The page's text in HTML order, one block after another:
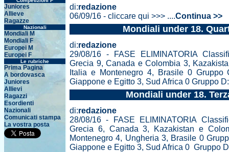
Juniores
Allieve
Ragazze
Nazionali
Mondiali M
Mondiali F
Europei M
Europei F
Le rubriche
Prima Pagina
A bordovasca
Juniores
Allievi
Ragazzi
Esordienti
Nazionali
Comunicati stampa
La vostra posta
di:redazione
06/09/16 - cliccare qui >>> ....Continua >>
Mondiali under 18.
di:redazione
29/08/16 - FASE ELIMINATORIA
Grecia 9, Canada e Colombia 3,
Italia e Montenegro 4, Brasile 0
Giappone e Egitto 3, Sud Africa 0 Gruppo
Mondiali under 18.
di:redazione
28/08/16 - FASE ELIMINATORIA
Grecia 6, Canada 3, Kazakistan e
Montenegro 4, Ungheria 3, Brasile 0
Giappone e Egitto 3, Sud Africa 0 Gruppo